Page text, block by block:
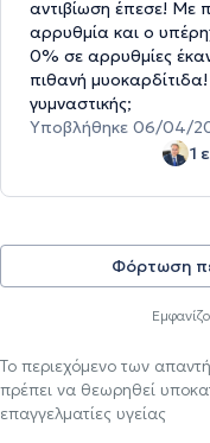
αντιβίωση έπεσε! Με
αρρυθμία και ο
0% σε αρρυθμίες
πιθανή
γυμναστικής;
Υποβλήθηκε 06/04/
1
Φόρτωση
Το περιεχόμενο των
πρέπει να θεωρηθεί
επαγγελματίες υγείας